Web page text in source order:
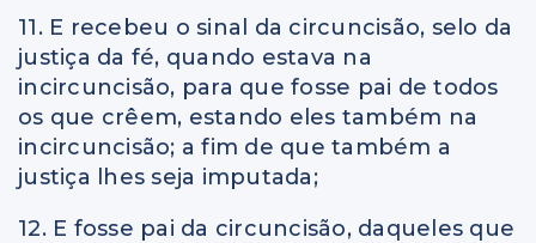
11. E recebeu o sinal da circuncisão, selo da
justiça da fé, quando estava na
incircuncisão, para que fosse pai de todos
os que crêem, estando eles também na
incircuncisão; a fim de que também a
justiça lhes seja imputada;
12. E fosse pai da circuncisão, daqueles que